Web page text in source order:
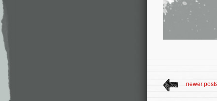
newer